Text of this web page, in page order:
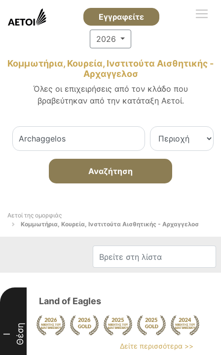
Εγγραφείτε
2026
Κομμωτήρια, Κουρεία, Ινστιτούτα Αισθητικής -
Αρχαγγελοσ
Όλες οι επιχειρήσεις από τον κλάδο που
βραβεύτηκαν από την κατάταξη Αετοί.
Αναζήτηση
Αετοί της ομορφιάς
Κομμωτήρια, Κουρεία, Ινστιτούτα Αισθητικής - Αρχαγγελοσ
I Θέση
Land of Eagles
Δείτε περισσότερα >>